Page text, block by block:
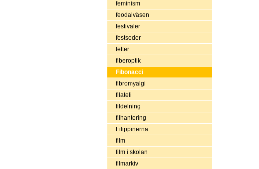
feminism
feodalväsen
festivaler
festseder
fetter
fiberoptik
Fibonacci
fibromyalgi
filateli
fildelning
filhantering
Filippinerna
film
film i skolan
filmarkiv